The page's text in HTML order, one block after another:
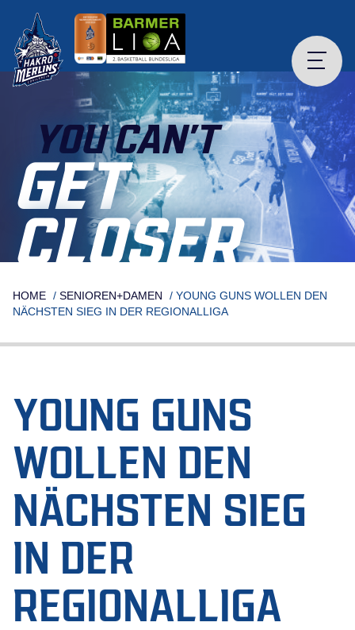
content
YOU CAN’T
GET
CLOSER
HOME / SENIOREN+DAMEN / YOUNG GUNS WOLLEN DEN
NÄCHSTEN SIEG IN DER REGIONALLIGA
YOUNG GUNS
WOLLEN DEN
NÄCHSTEN SIEG
IN DER
REGIONALLIGA